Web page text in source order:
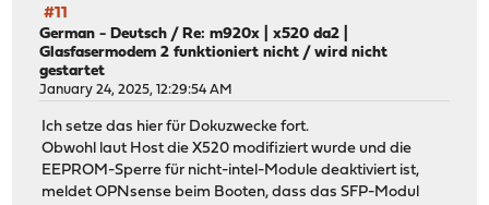
Stop.
make: stopped in /usr/ports/net/intel-ix-kmod
#11
German - Deutsch / Re: m920x | x520 da2 |
Glasfasermodem 2 funktioniert nicht / wird nicht
gestartet
January 24, 2025, 12:29:54 AM
Ich setze das hier für Dokuzwecke fort.
Obwohl laut Host die X520 modifiziert wurde und die
EEPROM-Sperre für nicht-intel-Module deaktiviert ist,
meldet OPNsense beim Booten, dass das SFP-Modul